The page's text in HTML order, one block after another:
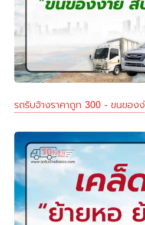
รถรับจ้างราคาถูก 300 - ขนของง่